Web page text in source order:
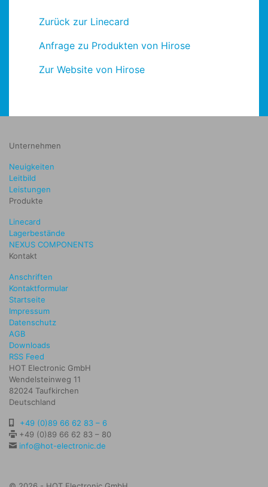
Zurück zur Linecard
Anfrage zu Produkten von Hirose
Zur Website von Hirose
Unternehmen
Neuigkeiten
Leitbild
Leistungen
Produkte
Linecard
Lagerbestände
NEXUS COMPONENTS
Kontakt
Anschriften
Kontaktformular
Startseite
Impressum
Datenschutz
AGB
Downloads
RSS Feed
HOT Electronic GmbH
Wendelsteinweg 11
82024 Taufkirchen
Deutschland
+49 (0)89 66 62 83 – 6
+49 (0)89 66 62 83 – 80
info@hot-electronic.de